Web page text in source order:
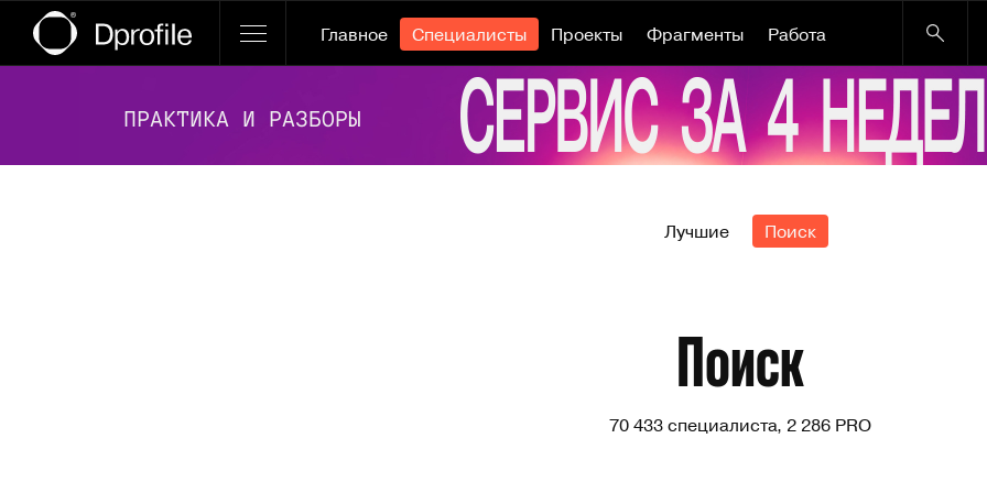
Главное Специалисты Проекты Фрагменты Работа
Лучшие Поиск
Поиск
70 433 специалиста, 2 286 PRO